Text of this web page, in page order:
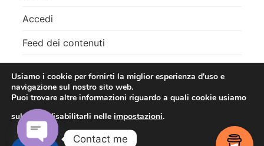
Accedi
Feed dei contenuti
WordPress.org
Usiamo i cookie per fornirti la miglior esperienza d'uso e
navigazione sul nostro sito web.
Puoi trovare altre informazioni riguardo a quali cookie usiamo
sul sito o disabilitarli nelle impostazioni.
Contact me